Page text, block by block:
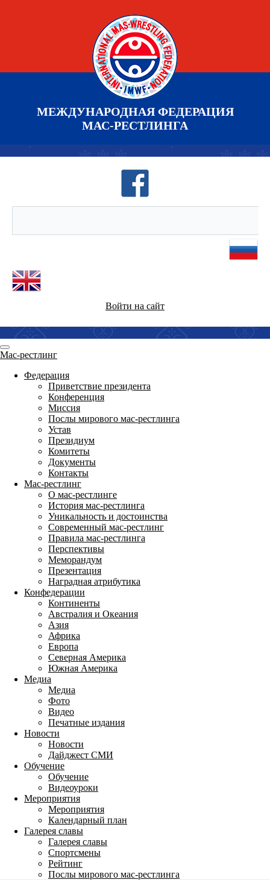
МЕЖДУНАРОДНАЯ ФЕДЕРАЦИЯ
МАС-РЕСТЛИНГА
Войти на сайт
Мас-рестлинг
Федерация
Приветствие президента
Конференция
Миссия
Послы мирового мас-рестлинга
Устав
Президиум
Комитеты
Документы
Контакты
Мас-рестлинг
О мас-рестлинге
История мас-рестлинга
Уникальность и достоинства
Современный мас-рестлинг
Правила мас-рестлинга
Перспективы
Меморандум
Презентация
Наградная атрибутика
Конфедерации
Континенты
Австралия и Океания
Азия
Африка
Европа
Северная Америка
Южная Америка
Медиа
Медиа
Фото
Видео
Печатные издания
Новости
Новости
Дайджест СМИ
Обучение
Обучение
Видеоуроки
Мероприятия
Мероприятия
Календарный план
Галерея славы
Галерея славы
Спортсмены
Рейтинг
Послы мирового мас-рестлинга